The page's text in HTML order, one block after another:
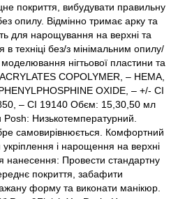
покриття, вибудувати правильну
опилу. Відмінно тримає арку та
для нарощування на верхні та
техніці без/з мінімальним опилу/
нігтьової пластини та
COPOLYMER, – HEMA,
OXIDE, – +/- CI
– CI 19140 Обєм: 15,30,50 мл
Низькотемпературний.
самовирівнюється. Комфортний
і нарощення на верхні
нанесення: Провести стандартну
покриття, забафити
форму та виконати манікюр.